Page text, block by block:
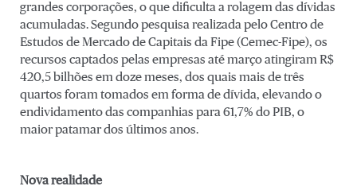
grandes corporações, o que dificulta a rolagem das dívidas
acumuladas. Segundo pesquisa realizada pelo Centro de
Estudos de Mercado de Capitais da Fipe (Cemec-Fipe), os
recursos captados pelas empresas até março atingiram R$
420,5 bilhões em doze meses, dos quais mais de três
quartos foram tomados em forma de dívida, elevando o
endividamento das companhias para 61,7% do PIB, o
maior patamar dos últimos anos.
Nova realidade